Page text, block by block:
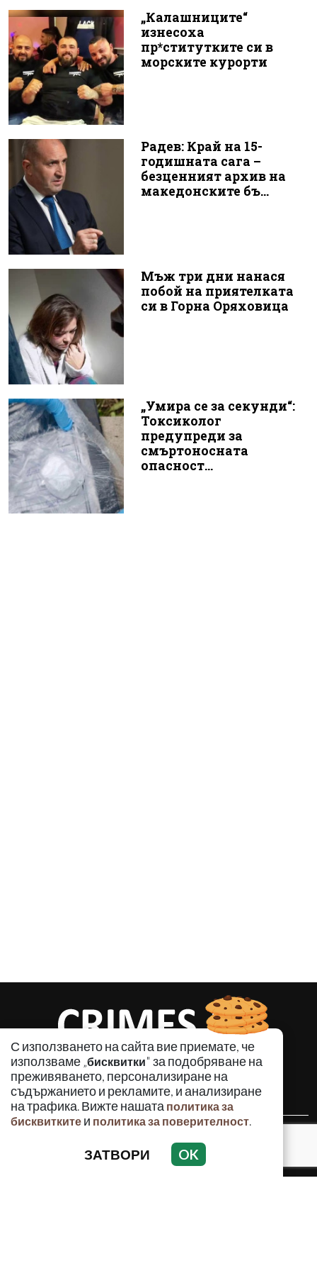
„Калашниците“
изнесоха
пр*ститутките си в
морските курорти
Радев: Край на 15-
годишната сага –
безценният архив на
македонските бъ...
Мъж три дни нанася
побой на приятелката
си в Горна Оряховица
„Умира се за секунди“:
Токсиколог
предупреди за
смъртоносната
опасност...
С използването на сайта вие приемате, че
използваме „бисквитки" за подобряване на
преживяването, персонализиране на
съдържанието и рекламите, и анализиране
на трафика. Вижте нашата политика за
бисквитките и политика за поверителност.
ЗАТВОРИ OK
КРИМИНАЛНО
ИНЦИДЕНТИ